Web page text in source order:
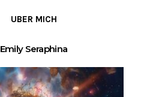
UBER MICH
Emily Seraphina